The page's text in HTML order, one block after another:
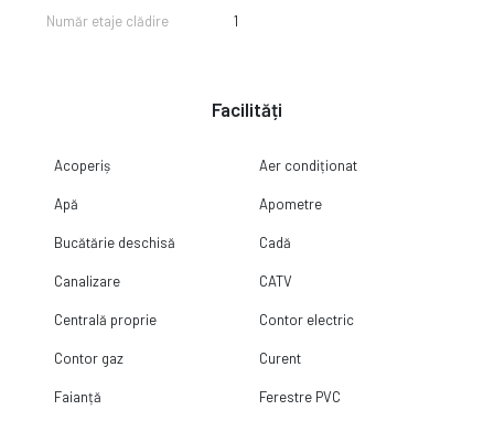
Număr etaje clădire 1
Facilități
Acoperiș Aer condiționat
Apă Apometre
Bucătărie deschisă Cadă
Canalizare CATV
Centrală proprie Contor electric
Contor gaz Curent
Faianță Ferestre PVC